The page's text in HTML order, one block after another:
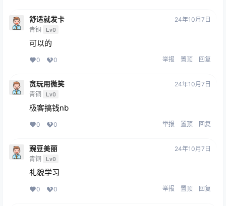
舒适就发卡
青铜 Lv0
24年10月7日
可以的
0 0 举报 置顶 回复
贪玩用微笑
青铜 Lv0
24年10月7日
极客搞钱nb
0 0 举报 置顶 回复
豌豆美丽
青铜 Lv0
24年10月7日
礼貌学习
0 0 举报 置顶 回复